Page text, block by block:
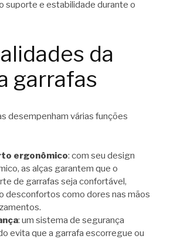
suporte e estabilidade durante o
da
garrafas
desempenham várias funções
ergonômico: com seu design
as alças garantem que o
de garrafas seja confortável,
desconfortos como dores nas mãos
: um sistema de segurança
evita que a garrafa escorregue ou